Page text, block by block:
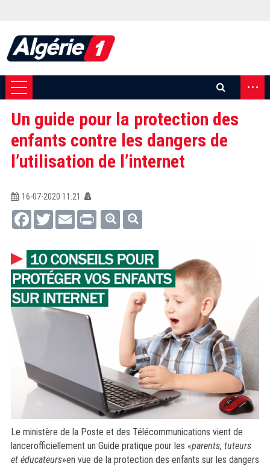
...
Un guide pour la protection des
enfants contre les dangers de
l’utilisation de l’internet
16-07-2020 11:21
FacebookTwitterEmail Print
Le ministère de la Poste et des Télécommunications vient de
lancerofficiellement un Guide pratique pour les «parents, tuteurs
et éducateurs»en vue de la protection des enfants sur les dangers